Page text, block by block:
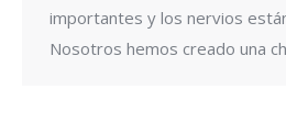
importantes y los nervios
Nosotros hemos creado una